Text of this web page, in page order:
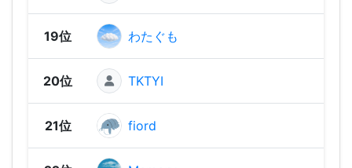
19位 わたぐも
20位 TKTYI
21位 fiord